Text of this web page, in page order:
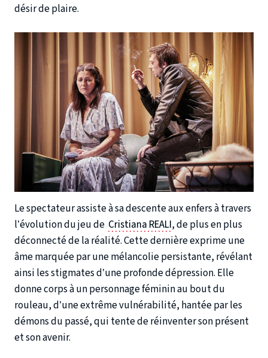
désir de plaire.
Le spectateur assiste à sa descente aux enfers à travers
l’évolution du jeu de Cristiana REALI, de plus en plus
déconnecté de la réalité. Cette dernière exprime une
âme marquée par une mélancolie persistante, révélant
ainsi les stigmates d’une profonde dépression. Elle
donne corps à un personnage féminin au bout du
rouleau, d’une extrême vulnérabilité, hantée par les
démons du passé, qui tente de réinventer son présent
et son avenir.